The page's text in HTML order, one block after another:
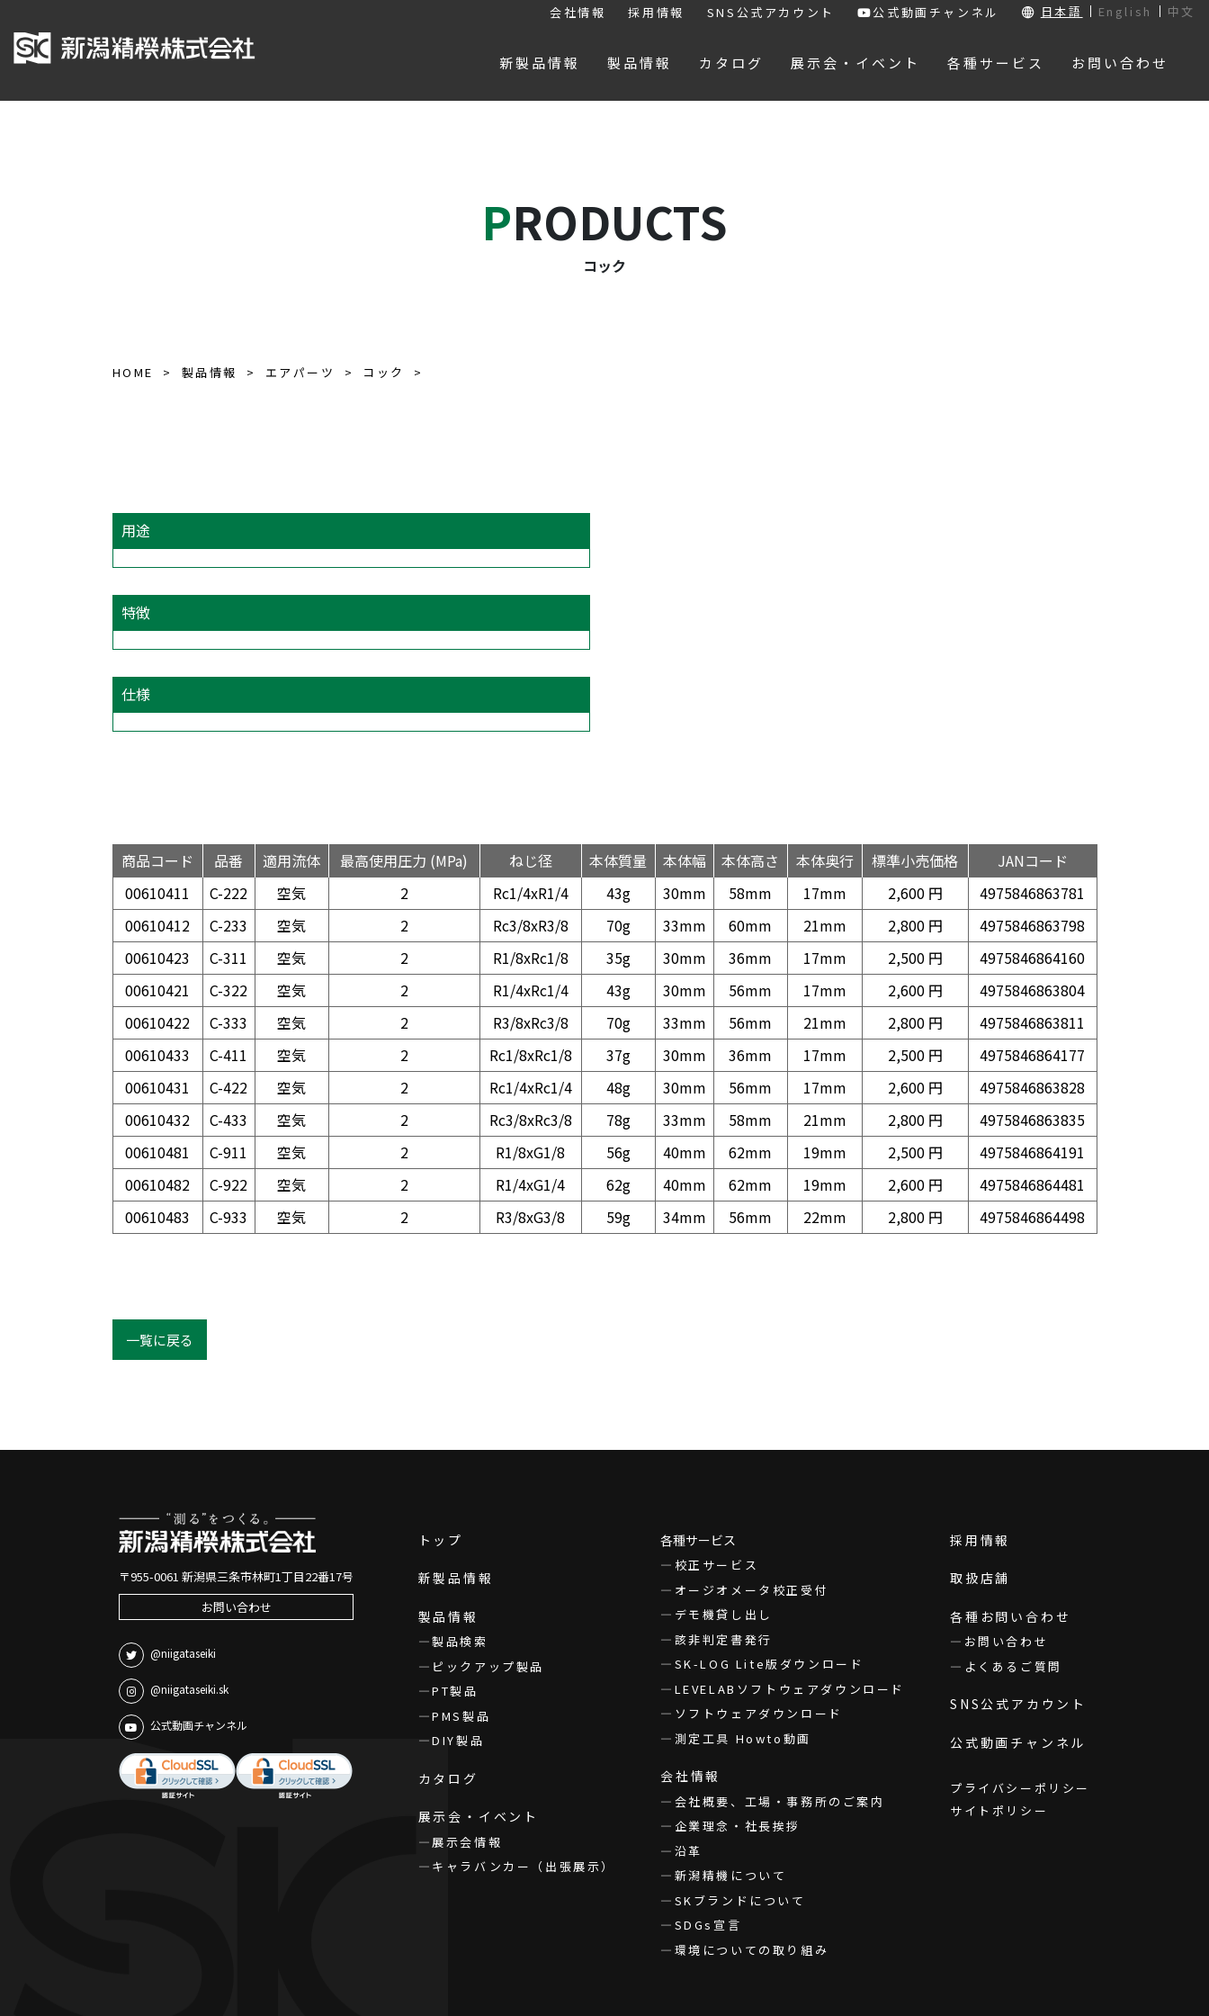
会社情報 採用情報 SNS公式アカウント 公式動画チャンネル 日本語 English 中文
新製品情報 製品情報 カタログ 展示会・イベント 各種サービス お問い合わせ
PRODUCTS
コック
HOME 製品情報 エアパーツ コック
用途
特徴
仕様
商品コード 品番 適用流体 最高使用圧力 (MPa) ねじ径 本体質量 本体幅 本体高さ 本体奥行 標準小売価格
JANコード
00610411
C-222 空気 2 Rc1/4xR1/4 43g 30mm 58mm 17mm 2,600 円
4975846863781
00610412
C-233 空気 2 Rc3/8xR3/8 70g 33mm 60mm 21mm 2,800 円
4975846863798
00610423
C-311 空気 2 R1/8xRc1/8 35g 30mm 36mm 17mm 2,500 円
4975846864160
00610421
C-322 空気 2 R1/4xRc1/4 43g 30mm 56mm 17mm 2,600 円
4975846863804
00610422
C-333 空気 2 R3/8xRc3/8 70g 33mm 56mm 21mm 2,800 円
4975846863811
00610433
C-411 空気 2 Rc1/8xRc1/8 37g 30mm 36mm 17mm 2,500 円
4975846864177
00610431
C-422 空気 2 Rc1/4xRc1/4 48g 30mm 56mm 17mm 2,600 円
4975846863828
00610432
C-433 空気 2 Rc3/8xRc3/8 78g 33mm 58mm 21mm 2,800 円
4975846863835
00610481
C-911 空気 2 R1/8xG1/8 56g 40mm 62mm 19mm 2,500 円
4975846864191
00610482
C-922 空気 2 R1/4xG1/4 62g 40mm 62mm 19mm 2,600 円
4975846864481
00610483
C-933 空気 2 R3/8xG3/8 59g 34mm 56mm 22mm 2,800 円 4975846864498
一覧に戻る
〒955-0061 新潟県三条市林町1丁目22番17号
お問い合わせ
@niigataseiki
@niigataseiki.sk
公式動画チャンネル
トップ
新製品情報
製品情報
製品検索
ピックアップ製品
PT製品
PMS製品
DIY製品
カタログ
展示会・イベント
展示会情報
キャラバンカー（出張展示）
各種サービス
校正サービス
オージオメータ校正受付
デモ機貸し出し
該非判定書発行
SK-LOG Lite版ダウンロード
LEVELABソフトウェアダウンロード
ソフトウェアダウンロード
測定工具 Howto動画
会社情報
会社概要、工場・事務所のご案内
企業理念・社長挨拶
沿革
新潟精機について
SKブランドについて
SDGs宣言
環境についての取り組み
採用情報
取扱店舗
各種お問い合わせ
お問い合わせ
よくあるご質問
SNS公式アカウント
公式動画チャンネル
プライバシーポリシー
サイトポリシー